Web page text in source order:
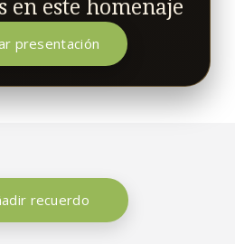
en este homenaje
presentación
recuerdo